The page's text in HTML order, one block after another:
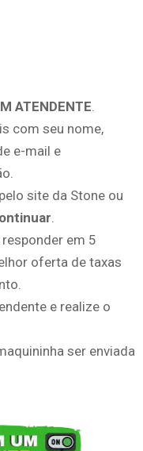
ATENDENTE
com seu nome,
e-mail e
site da Stone ou
em 5
oferta de taxas
e realize o
ser enviada